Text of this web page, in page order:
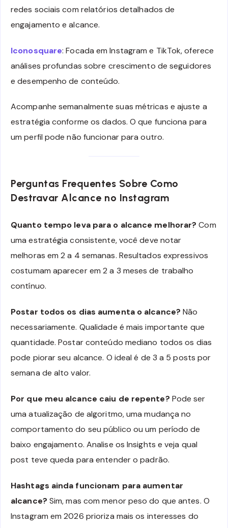
redes sociais com relatórios detalhados de
engajamento e alcance.
Iconosquare: Focada em Instagram e TikTok, oferece
análises profundas sobre crescimento de seguidores
e desempenho de conteúdo.
Acompanhe semanalmente suas métricas e ajuste a
estratégia conforme os dados. O que funciona para
um perfil pode não funcionar para outro.
Perguntas Frequentes Sobre Como
Destravar Alcance no Instagram
Quanto tempo leva para o alcance melhorar? Com
uma estratégia consistente, você deve notar
melhoras em 2 a 4 semanas. Resultados expressivos
costumam aparecer em 2 a 3 meses de trabalho
contínuo.
Postar todos os dias aumenta o alcance? Não
necessariamente. Qualidade é mais importante que
quantidade. Postar conteúdo mediano todos os dias
pode piorar seu alcance. O ideal é de 3 a 5 posts por
semana de alto valor.
Por que meu alcance caiu de repente? Pode ser
uma atualização de algoritmo, uma mudança no
comportamento do seu público ou um período de
baixo engajamento. Analise os Insights e veja qual
post teve queda para entender o padrão.
Hashtags ainda funcionam para aumentar
alcance? Sim, mas com menor peso do que antes. O
Instagram em 2026 prioriza mais os interesses do